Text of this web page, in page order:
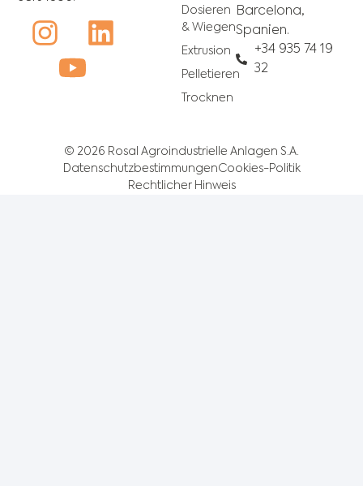
Dosieren
& Wiegen
Extrusion
Pelletieren
Trocknen
Barcelona,
Spanien.
+34 935 74 19
32
© 2026 Rosal Agroindustrielle Anlagen S.A.
DatenschutzbestimmungenCookies-Politik
Rechtlicher Hinweis